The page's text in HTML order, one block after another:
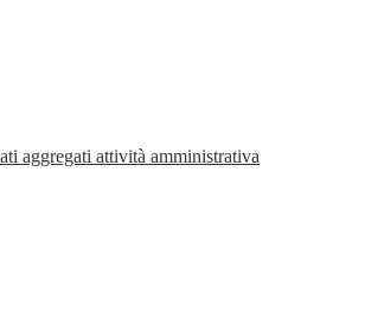
aggregati attività amministrativa